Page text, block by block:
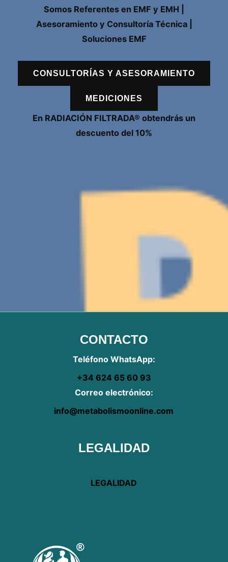
Somos Referentes en EMF y EMH |
Asesoramiento y Consultoría Técnica |
Soluciones EMF
CONSULTORÍAS Y ASESORAMIENTO
MEDICIONES
En RADIACIÓN FILTRADA® obtendrás un
descuento del 10%
CONTACTO
Teléfono WhatsApp:
+34 624 65 60 93
Correo electrónico:
info@metabolismoonline.com
LEGALIDAD
LEGALIDAD